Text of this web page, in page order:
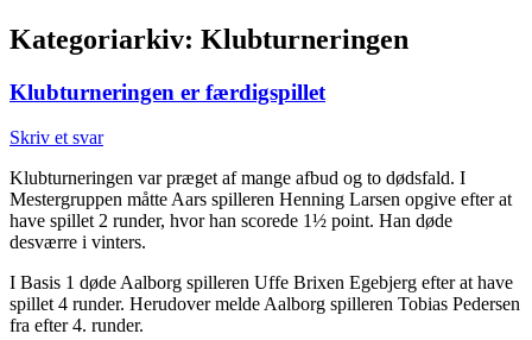
Kategoriarkiv: Klubturneringen
Klubturneringen er færdigspillet
Skriv et svar
Klubturneringen var præget af mange afbud og to dødsfald. I
Mestergruppen måtte Aars spilleren Henning Larsen opgive efter at
have spillet 2 runder, hvor han scorede 1½ point. Han døde
desværre i vinters.
I Basis 1 døde Aalborg spilleren Uffe Brixen Egebjerg efter at have
spillet 4 runder. Herudover melde Aalborg spilleren Tobias Pedersen
fra efter 4. runder.